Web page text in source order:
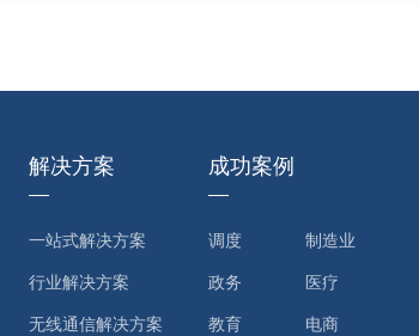
解决方案
一站式解决方案
行业解决方案
无线通信解决方案
成功案例
调度 制造业
政务 医疗
教育 电商